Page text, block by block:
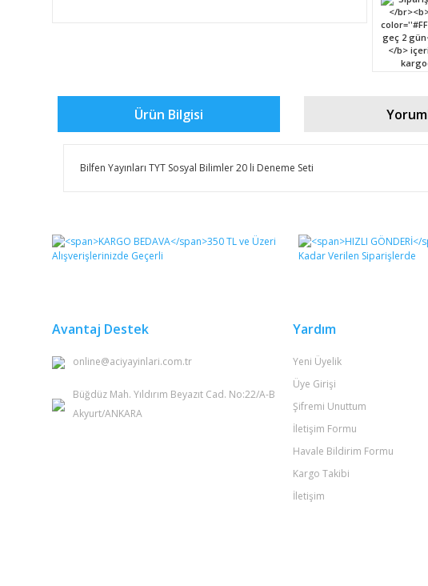
Ürün Bilgisi
Bilfen Yayınları TYT Sosyal Bilimler 20 li Deneme Seti
Görüş ve önerileriniz için teşekkür ederiz.
Bu ürüne benzer farklı alternatifler olmalı.
Avantaj Destek
online@aciyayinlari.com.tr
Büğdüz Mah. Yıldırım Beyazıt Cad. No:22/A-B
Akyurt/ANKARA
Yardım
Yeni Üyelik
Üye Girişi
Şifremi Unuttum
İletişim Formu
Havale Bildirim Formu
Kargo Takibi
İletişim